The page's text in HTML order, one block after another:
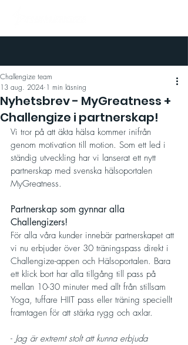
Nyhetsbrev - MyGreatness +
Challengize i partnerskap!
Challengize team
13 aug. 2024 1 min läsning
Vi tror på att äkta hälsa kommer inifrån
genom motivation till motion. Som ett led i
ständig utveckling har vi lanserat ett nytt
partnerskap med svenska hälsoportalen
MyGreatness.
Partnerskap som gynnar alla
Challengizers!
För alla våra kunder innebär partnerskapet att
vi nu erbjuder över 30 träningspass direkt i
Challengize-appen och Hälsoportalen. Bara
ett klick bort har alla tillgång till pass på
mellan 10-30 minuter med allt från stillsam
Yoga, tuffare HIIT pass eller träning speciellt
framtagen för att stärka rygg och axlar.
- Jag är extremt stolt att kunna erbjuda